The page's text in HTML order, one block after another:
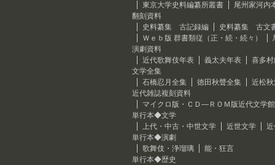
東京大学史料編纂所叢書
尾州家河内
翻刻資料
史料纂集 古記録編
史料纂集 古文
Ｗｅｂ版 群書類従（正・続・続々）
演劇資料
近代歌舞伎年表
義太夫年表
喜多
文学全集
石橋忍月全集
徳田秋聲全集
近松
近代雑誌複刻資料
マイクロ版・ＣＤ―ＲＯＭ版近代文学館
単行本◆文学
上代・中古・中世文学
近世文学
単行本◆演劇
歌舞伎・浄瑠璃
能・狂言
単行本◆歴史